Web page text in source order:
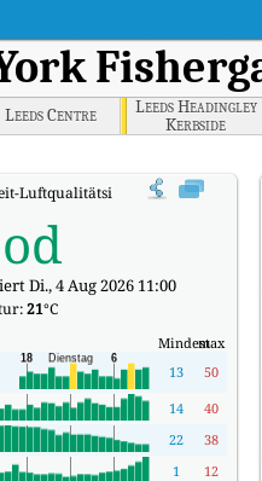
Leeds Centre
Leeds Headingley
Kerbside
Luftqualitätsindex (AQI).
Di., 4 Aug 2026 11:00
21°C
Mindestmax
13
50
14
40
22
38
1
12